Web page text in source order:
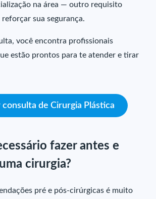
na área — outro requisito
sua segurança.
você encontra profissionais
estão prontos para te atender e tirar
consulta de Cirurgia Plástica
fazer antes e
cirurgia?
pré e pós-cirúrgicas é muito